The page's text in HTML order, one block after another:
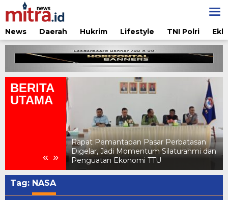
Lewati
ke
konten
News
Daerah Hukrim Lifestyle TNI Polri
BERITA
UTAMA
« »
Pertamina Edukasi Penggunaan LPG
Aman di Jambore Daerah Pramuka X
NTT 2026
Tag: NASA